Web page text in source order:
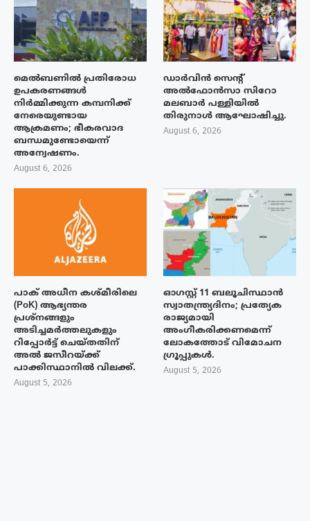
മെൽബണിൽ പ്രതിരോധ
ഉപകരണങ്ങൾ
നിർമ്മിക്കുന്ന കമ്പനിക്ക്
നേരെയുണ്ടായ
ആക്രമണം; ഭീകരവാദ
ബന്ധമുണ്ടോയെന്ന്
അന്വേഷണം.
August 6, 2026
ഡാർവിൻ സെന്റ്
അൽഫോൻസാ സിറോ
മലബാർ പള്ളിയിൽ
തിരുനാൾ ആഘോഷിച്ചു.
August 6, 2026
പാക് അധീന കശ്മീരിലെ
(PoK) ആഭ്യന്തര
പ്രശ്നങ്ങളും
അടിച്ചമർത്തലുകളും
റിപ്പോർട്ട് ചെയ്തതിന്
അൽ ജസീറയ്‌ക്ക്
പാക്കിസ്ഥാനിൽ വിലക്ക്.
August 5, 2026
ഓഗസ്റ്റ് 11 ബലൂചിസ്ഥാൻ
സ്വാതന്ത്ര്യദിനം; പ്രത്യേക
രാജ്യമായി
അംഗീകരിക്കണമെന്ന്
ലോകത്തോട് വിമോചന
ഗ്രൂപ്പുകൾ.
August 5, 2026